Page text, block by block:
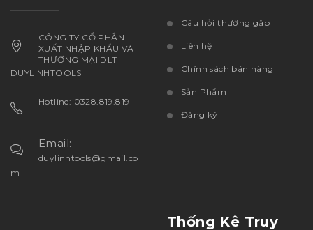
CÔNG TY CỔ PHẦN
XUẤT NHẬP KHẨU VÀ
THƯƠNG MẠI DLT
DUYLINHTOOLS
Hotline: 0328.819.819
Email:
duylinhtools@gmail.co
m
Câu hỏi thường gặp
Liên hệ
Chính sách bán hàng
Sản Phẩm
Đăng ký
Thống Kê Truy